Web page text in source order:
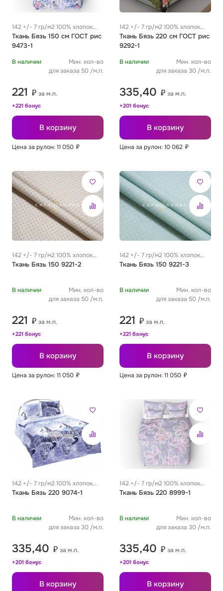
142 +/- 7 гр/м2 100% хлопок
0.29 м
Ткань Бязь 150 см ГОСТ рис
9473-1
В наличии
Мин. кол-во
для заказа 50 /м.п.
221 ₽ за м.п.
+221 бонус
В корзину
Цена за рулон: 11 050 ₽
142 +/- 7 гр/м2 100% хлопок
0.29 м
Ткань Бязь 220 см ГОСТ рис
9292-1
В наличии
Мин. кол-во
для заказа 30 /м.п.
335,40 ₽ за м.п.
+201 бонус
В корзину
Цена за рулон: 10 062 ₽
142 +/- 7 гр/м2 100% хлопок
0.29 м
Ткань Бязь 150 9221-2
В наличии
Мин. кол-во
для заказа 50 /м.п.
221 ₽ за м.п.
+221 бонус
В корзину
Цена за рулон: 11 050 ₽
142 +/- 7 гр/м2 100% хлопок
0.29 м
Ткань Бязь 150 9221-3
В наличии
Мин. кол-во
для заказа 50 /м.п.
221 ₽ за м.п.
+221 бонус
В корзину
Цена за рулон: 11 050 ₽
142 +/- 7 гр/м2 100% хлопок
0.29 м
Ткань Бязь 220 9074-1
В наличии
Мин. кол-во
для заказа 30 /м.п.
335,40 ₽ за м.п.
+201 бонус
В корзину
142 +/- 7 гр/м2 100% хлопок
0.29 м
Ткань Бязь 220 8999-1
В наличии
Мин. кол-во
для заказа 30 /м.п.
335,40 ₽ за м.п.
+201 бонус
В корзину
Футер
Имитации материалов